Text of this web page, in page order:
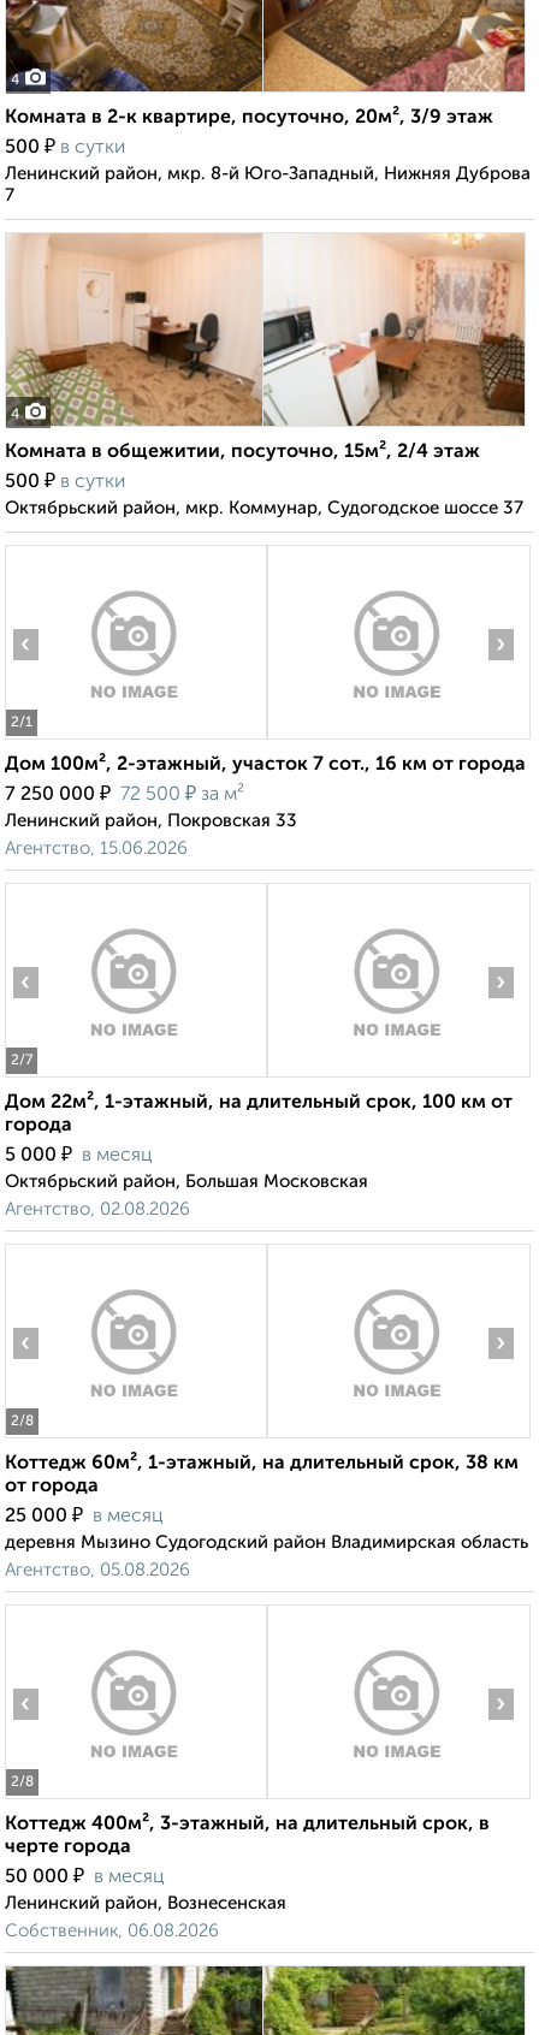
4
Комната в 2-к квартире, посуточно, 20м², 3/9 этаж
500 ₽ в сутки
Ленинский район, мкр. 8-й Юго-Западный, Нижняя Дуброва
7
4
Комната в общежитии, посуточно, 15м², 2/4 этаж
500 ₽ в сутки
Октябрьский район, мкр. Коммунар, Судогодское шоссе 37
2/1
‹ ›
Дом 100м², 2-этажный, участок 7 сот., 16 км от города
7 250 000 ₽ 72 500 ₽ за м²
Ленинский район, Покровская 33
Агентство, 15.06.2026
2/7
‹ ›
Дом 22м², 1-этажный, на длительный срок, 100 км от
города
5 000 ₽ в месяц
Октябрьский район, Большая Московская
Агентство, 02.08.2026
2/8
‹ ›
Коттедж 60м², 1-этажный, на длительный срок, 38 км
от города
25 000 ₽ в месяц
деревня Мызино Судогодский район Владимирская область
Агентство, 05.08.2026
2/8
‹ ›
Коттедж 400м², 3-этажный, на длительный срок, в
черте города
50 000 ₽ в месяц
Ленинский район, Вознесенская
Собственник, 06.08.2026